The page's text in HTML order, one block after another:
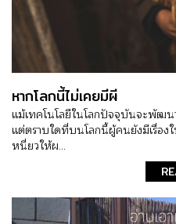
หากโลกนี้ไม่เคยมีผี
แม้เทคโนโลยีในโลกปัจจุบันจะพัฒน
แต่ตราบใดที่บนโลกนี้ผู้คนยังมีเรื่อง
หนี่ยวให้ผ...